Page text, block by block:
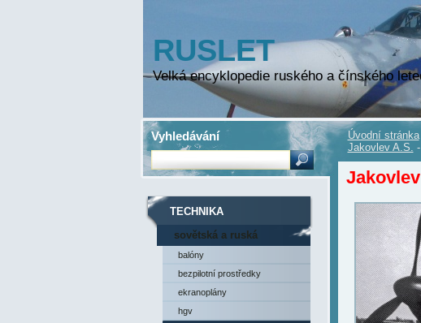
RUSLET
Velká encyklopedie ruského a čínského
Úvodní stránka
Jakovlev A.S. -
TECHNIKA
sovětská a ruská
technika
balóny
bezpilotní prostředky
ekranoplány
hgv
Vyhledávání